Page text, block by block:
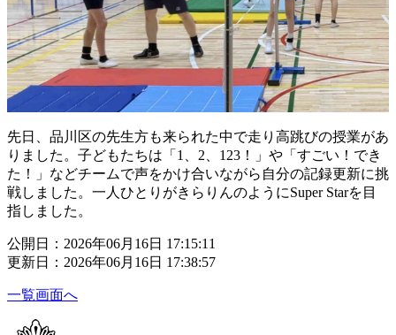
先日、品川区の先生方も来られた中で走り高跳びの授業があ
りました。子どもたちは「1、2、123！」や「すごい！でき
た！」などチームで声をかけ合いながら自分の記録更新に挑
戦しました。一人ひとりがきらりんのようにSuper Starを目
指しました。
公開日：2026年06月16日 17:15:11
更新日：2026年06月16日 17:38:57
一覧画面へ